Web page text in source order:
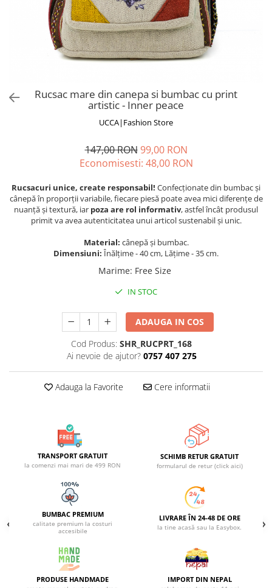
Rucsacuri Mari
Rucsacuri Mici
Eșarfe
PRODUSE DE RELAXARE
Produse pentru Baie
Lumânări Parfumate
Bijuterii Energetice
Jambiere din Lână
Eșarfe Cașmir
Borsete și Genți
Rucsac mare din canepa si bumbac cu print
artistic - Inner peace
UCCA|Fashion Store
147,00 RON 99,00 RON
Economisesti: 48,00 RON
Rucsacuri unice, create responsabil! Confecționate din bumbac și
cânepă în proporții variabile, fiecare piesă poate avea mici diferențe de
nuanță și textură, iar poza are rol informativ, astfel încât produsul
primit va avea autenticitatea unui articol sustenabil și unic.
Material: cânepă și bumbac.
Dimensiuni: Înălțime - 40 cm, Lățime - 35 cm.
Marime: Free Size
IN STOC
ADAUGA IN COS
Cod Produs: SHR_RUCPRT_168
Ai nevoie de ajutor? 0757 407 275
Adauga la Favorite Cere informatii
TRANSPORT GRATUIT
la comenzi mai mari de 499 RON
SCHIMB RETUR GRATUIT
formularul de retur (click aici)
BUMBAC PREMIUM
calitate premium la costuri
accesibile
LIVRARE ÎN 24-48 DE ORE
la tine acasă sau la Easybox.
PRODUSE HANDMADE IMPORT DIN NEPAL